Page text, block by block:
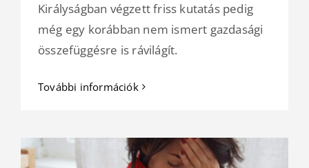
Királyságban végzett friss kutatás pedig
még egy korábban nem ismert gazdasági
összefüggésre is rávilágít.
További információk